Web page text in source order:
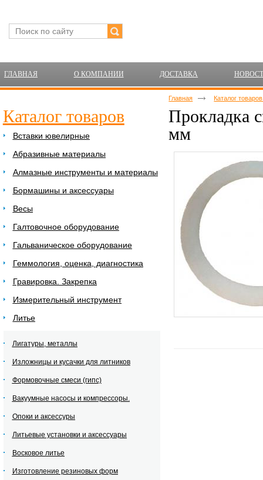
ГЛАВНАЯ О КОМПАНИИ ДОСТАВКА
Каталог товаров
Вставки ювелирные
Абразивные материалы
Алмазные инструменты и материалы
Бормашины и аксессуары
Весы
Галтовочное оборудование
Гальваническое оборудование
Геммология, оценка, диагностика
Гравировка. Закрепка
Измерительный инструмент
Литье
Лигатуры, металлы
Изложницы и кусачки для литников
Формовочные смеси (гипс)
Вакуумные насосы и компрессоры.
Опоки и аксессуры
Литьевые установки и аксессуары
Восковое литье
Изготовление резиновых форм
Главная Каталог
Прокладка
мм